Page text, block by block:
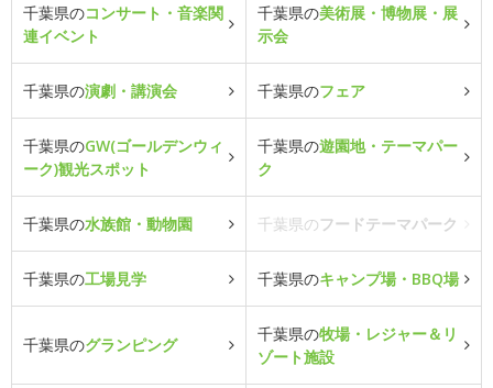
千葉県のコンサート・音楽関
連イベント
千葉県の美術展・博物展・展
示会
千葉県の演劇・講演会 千葉県のフェア
千葉県のGW(ゴールデンウィ
ーク)観光スポット
千葉県の遊園地・テーマパー
ク
千葉県の水族館・動物園 千葉県のフードテーマパーク
千葉県の工場見学 千葉県のキャンプ場・BBQ場
千葉県のグランピング
千葉県の牧場・レジャー＆リ
ゾート施設